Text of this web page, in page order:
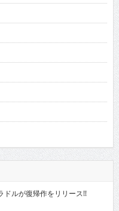
ドルが復帰作をリリース!!